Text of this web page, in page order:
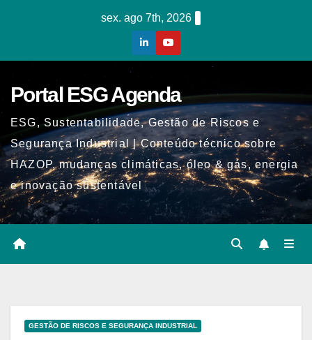
sex. ago 7th, 2026
Portal ESG Agenda
ESG, Sustentabilidade, Gestão de Riscos e
Segurança Industrial | Conteúdo técnico sobre
HAZOP, mudanças climáticas, óleo & gás, energia
e inovação sustentável
GESTÃO DE RISCOS E SEGURANÇA INDUSTRIAL